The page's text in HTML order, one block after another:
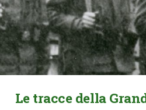
Le tracce della